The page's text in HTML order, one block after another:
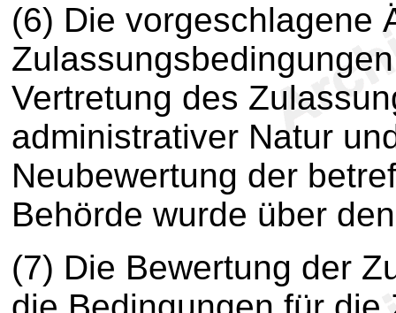
(6) Die vorgeschlagene
Vertretung des
administrativer Natur
Neubewertung der
Behörde wurde über
(7) Die Bewertung der